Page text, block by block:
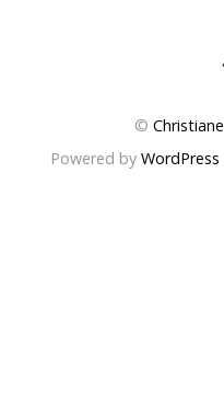
©
Powered by WordPress